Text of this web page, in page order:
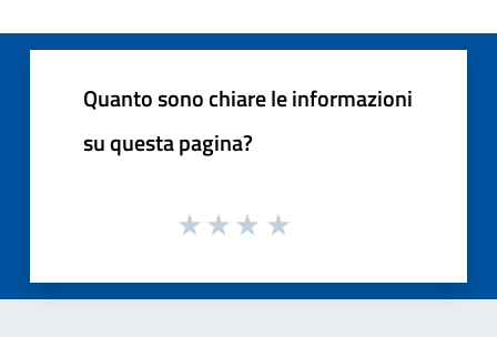
Quanto sono chiare le informazioni
su questa pagina?